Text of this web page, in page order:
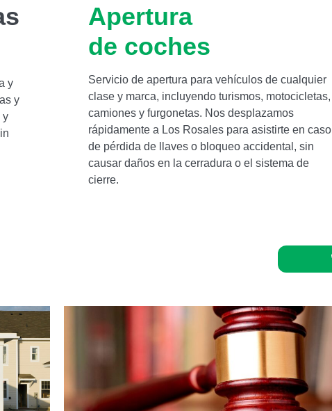
y
y
y
Apertura
de coches
Servicio de apertura para vehículos de cualquier
clase y marca, incluyendo turismos, motocicletas,
camiones y furgonetas. Nos desplazamos
rápidamente a Los Rosales para asistirte en caso
de pérdida de llaves o bloqueo accidental, sin
causar daños en la cerradura o el sistema de
cierre.